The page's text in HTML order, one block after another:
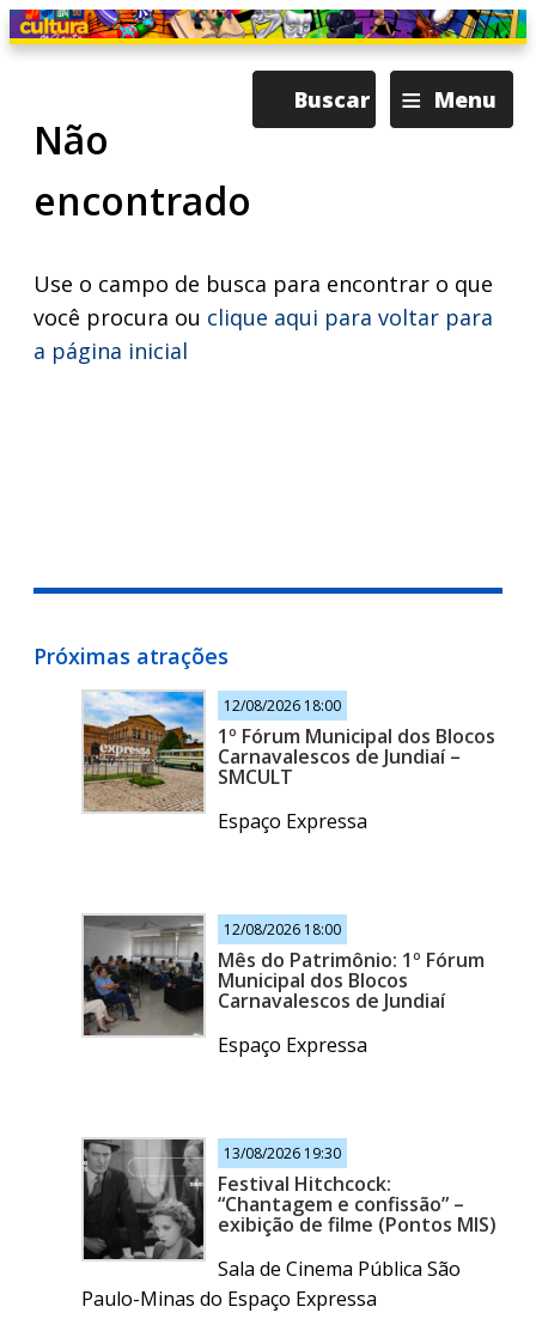
≡ Menu
Buscar
Não
encontrado
Use o campo de busca para encontrar o que
você procura ou clique aqui para voltar para
a página inicial
Próximas atrações
12/08/2026 18:00
1º Fórum Municipal dos Blocos
Carnavalescos de Jundiaí –
SMCULT
Espaço Expressa
12/08/2026 18:00
Mês do Patrimônio: 1º Fórum
Municipal dos Blocos
Carnavalescos de Jundiaí
Espaço Expressa
13/08/2026 19:30
Festival Hitchcock:
“Chantagem e confissão” –
exibição de filme (Pontos MIS)
Sala de Cinema Pública São
Paulo-Minas do Espaço Expressa